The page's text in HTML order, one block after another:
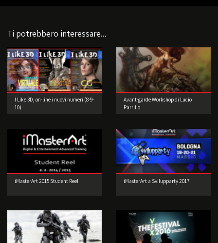
Ti potrebbero interessare...
I Like 3D, on-line i nuovi numeri (8-9-
10)
Avant-garde Workshop di Lucio
Parrillo
iMasterArt 2015 Student Reel iMasterArt a Svilupparty 2017